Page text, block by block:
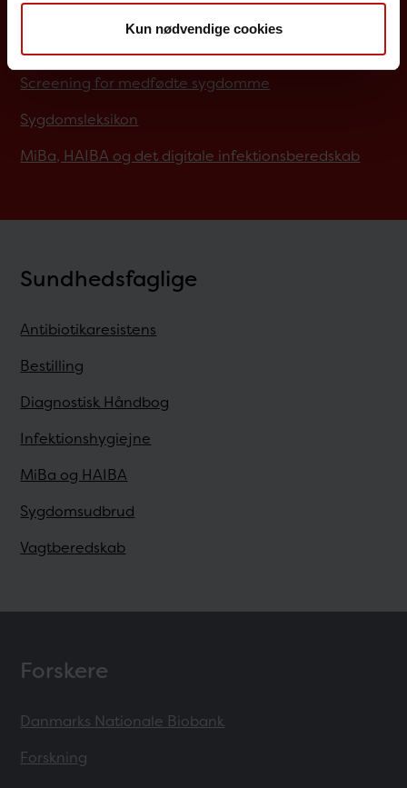
Kun nødvendige cookies
Job på SSI
Screening for medfødte sygdomme
Sygdomsleksikon
MiBa, HAIBA og det digitale infektionsberedskab
Sundhedsfaglige
Antibiotikaresistens
Bestilling
Diagnostisk Håndbog
Infektionshygiejne
MiBa og HAIBA
Sygdomsudbrud
Vagtberedskab
Forskere
Danmarks Nationale Biobank
Forskning